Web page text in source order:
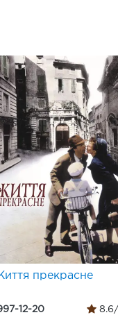
прекрасне
12-20 8.6/